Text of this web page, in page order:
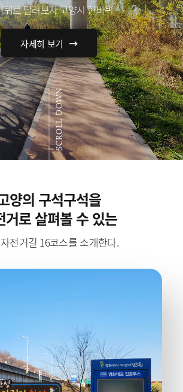
퀴로 달려보자 고양시 한바퀴
자세히 보기
SCROLL DOWN
양의 구석구석을
거로 살펴볼 수 있는
전거길 16코스를 소개한다.